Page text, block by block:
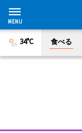
34°C 食べる